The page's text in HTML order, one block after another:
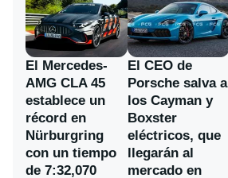
El Mercedes-
AMG CLA 45
establece un
récord en
Nürburgring
con un tiempo
de 7:32,070
El CEO de
Porsche salva a
los Cayman y
Boxster
eléctricos, que
llegarán al
mercado en